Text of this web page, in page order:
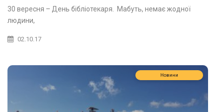
30 вересня – День бібліотекаря. Мабуть, немає жодної
людини,
02.10.17
Новини